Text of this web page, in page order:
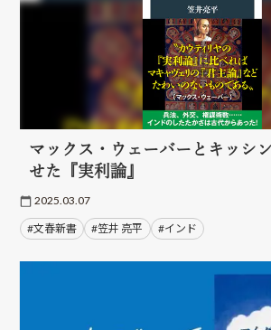
マックス・ウェーバーとキッシ
せた『実利論』
2025.03.07
#文春新書 #笠井 亮平 #インド